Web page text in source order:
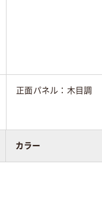
カラー
正面パネル：木目調